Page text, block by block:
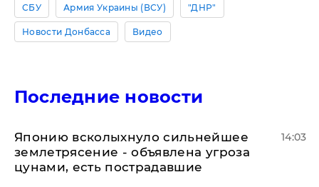
СБУ Армия Украины (ВСУ) "ДНР"
Новости Донбасса Видео
Последние новости
Японию всколыхнуло сильнейшее
землетрясение - объявлена угроза
цунами, есть пострадавшие
14:03